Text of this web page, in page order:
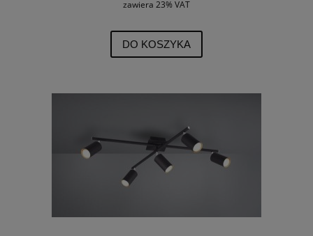
zawiera 23% VAT
DO KOSZYKA